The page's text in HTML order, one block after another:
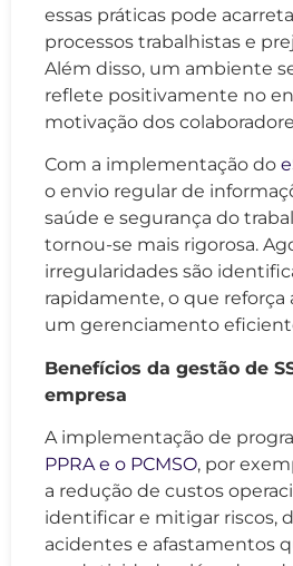
essas práticas pode
processos trabalhistas e
Além disso, um ambiente
reflete positivamente no
motivação dos
Com a implementação do
o envio regular de
saúde e segurança do
tornou-se mais rigorosa.
irregularidades são
rapidamente, o que reforça
um gerenciamento
Benefícios da gestão de
empresa
A implementação de
PPRA e o PCMSO, por
a redução de custos
identificar e mitigar riscos,
acidentes e afastamentos